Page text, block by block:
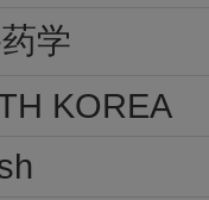
学
KOREA